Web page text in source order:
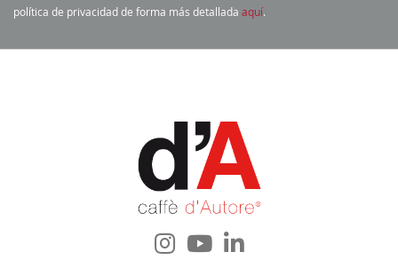
t
política de privacidad de forma más detallada aquí.